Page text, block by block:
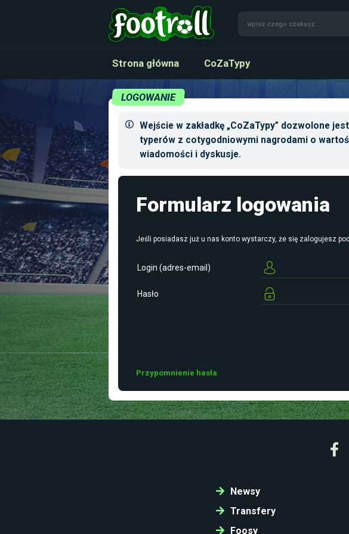
Strona główna CoZaTypy
LOGOWANIE
Wejście w zakładkę „CoZaTypy” dozwolone
typerów z cotygodniowymi nagrodami o
wiadomości i dyskusje.
Formularz logowania
Jeśli posiadasz już u nas konto wystarczy, że się zalogujesz
Login (adres-email)
Hasło
Przypomnienie hasła
Newsy
Transfery
Foosy